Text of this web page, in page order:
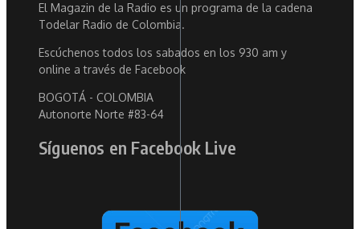
El Magazin de la Radio es un programa de la cadena
Todelar Radio de Colombia.
Escúchenos todos los sabados en los 930 am y
online a través de Facebook
BOGOTÁ - COLOMBIA
Autonorte Norte #83-64
Síguenos en Facebook Live